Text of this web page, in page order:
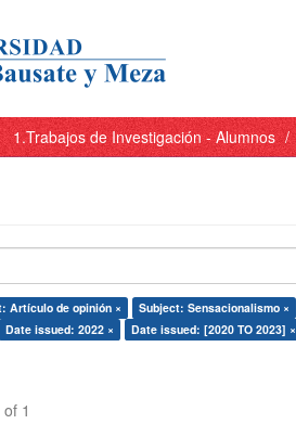
1.Trabajos de Investigación - Alumnos
Artículo de opinión × Subject: Sensacionalismo ×
Date issued: 2022 × Date issued: [2020 TO 2023] ×
1